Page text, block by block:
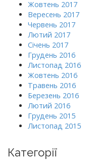
Жовтень 2017
Вересень 2017
Червень 2017
Лютий 2017
Січень 2017
Грудень 2016
Листопад 2016
Жовтень 2016
Травень 2016
Березень 2016
Лютий 2016
Грудень 2015
Листопад 2015
Категорії